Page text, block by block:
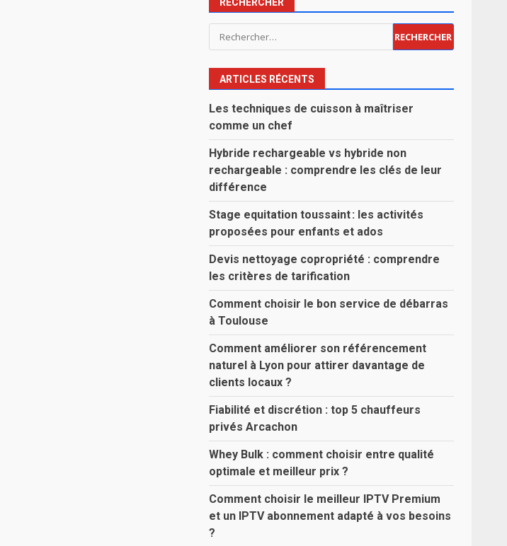
Rechercher :
ARTICLES RÉCENTS
Les techniques de cuisson à maîtriser
comme un chef
Hybride rechargeable vs hybride non
rechargeable : comprendre les clés de leur
différence
Stage equitation toussaint : les activités
proposées pour enfants et ados
Devis nettoyage copropriété : comprendre
les critères de tarification
Comment choisir le bon service de débarras
à Toulouse
Comment améliorer son référencement
naturel à Lyon pour attirer davantage de
clients locaux ?
Fiabilité et discrétion : top 5 chauffeurs
privés Arcachon
Whey Bulk : comment choisir entre qualité
optimale et meilleur prix ?
Comment choisir le meilleur IPTV Premium
et un IPTV abonnement adapté à vos besoins
?